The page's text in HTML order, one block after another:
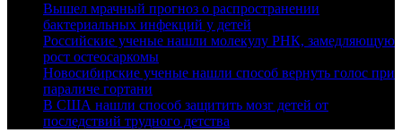
Вышел мрачный прогноз о распространении
бактериальных инфекций у детей
Российские ученые нашли молекулу РНК, замедляющую
рост остеосаркомы
Новосибирские ученые нашли способ вернуть голос при
параличе гортани
В США нашли способ защитить мозг детей от
последствий трудного детства